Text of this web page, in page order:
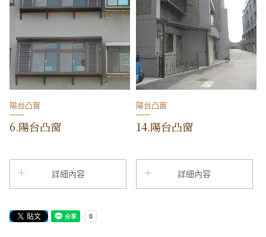
陽台凸窗
6.陽台凸窗
詳細內容
陽台凸窗
14.陽台凸窗
詳細內容